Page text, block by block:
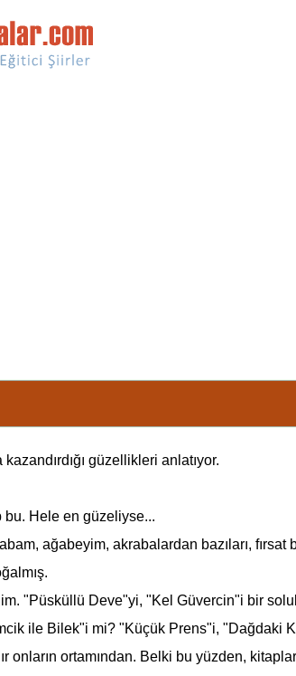
güzellikleri anlatıyor.
bu. Hele en güzeliyse...
ağabeyim, akrabalardan bazıları, fırsat
"Püsküllü Deve"yi, "Kel Güvercin"i bir
ile Bilek"i mi? "Küçük Prens"i, "Dağdaki
onların ortamından. Belki bu yüzden,